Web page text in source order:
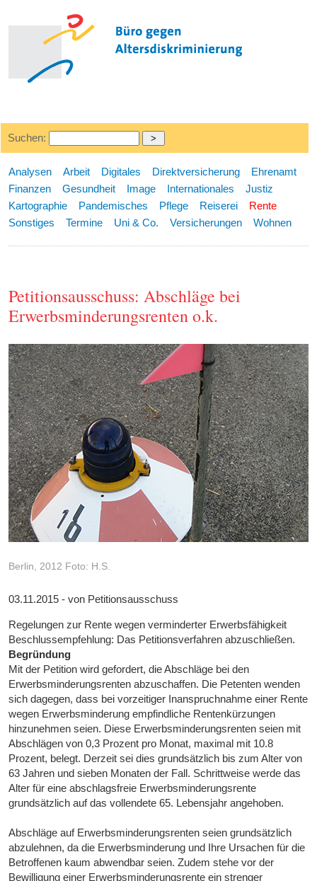
Suchen:
Analysen Arbeit Digitales Direktversicherung
Ehrenamt
Finanzen
Gesundheit Image Internationales
Justiz
Kartographie
Pandemisches Pflege Reiserei
Rente
Sonstiges
Termine Uni & Co. Versicherungen Wohnen
Petitionsausschuss: Abschläge bei
Erwerbsminderungsrenten o.k.
Berlin, 2012 Foto: H.S.
03.11.2015 - von Petitionsausschuss
Regelungen zur Rente wegen verminderter Erwerbsfähigkeit
Beschlussempfehlung: Das Petitionsverfahren abzuschließen.
Begründung
Mit der Petition wird gefordert, die Abschläge bei den
Erwerbsminderungsrenten abzuschaffen. Die Petenten wenden
sich dagegen, dass bei vorzeitiger Inanspruchnahme einer Rente
wegen Erwerbsminderung empfindliche Rentenkürzungen
hinzunehmen seien. Diese Erwerbsminderungsrenten seien mit
Abschlägen von 0,3 Prozent pro Monat, maximal mit 10.8
Prozent, belegt. Derzeit sei dies grundsätzlich bis zum Alter von
63 Jahren und sieben Monaten der Fall. Schrittweise werde das
Alter für eine abschlagsfreie Erwerbsminderungsrente
grundsätzlich auf das vollendete 65. Lebensjahr angehoben.
Abschläge auf Erwerbsminderungsrenten seien grundsätzlich
abzulehnen, da die Erwerbsminderung und Ihre Ursachen für die
Betroffenen kaum abwendbar seien. Zudem stehe vor der
Bewilligung einer Erwerbsminderungsrente ein strenger